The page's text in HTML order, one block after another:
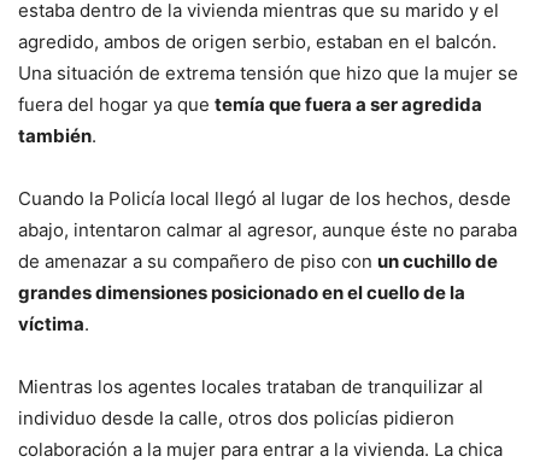
estaba dentro de la vivienda mientras que su marido y el
agredido, ambos de origen serbio, estaban en el balcón.
Una situación de extrema tensión que hizo que la mujer se
fuera del hogar ya que temía que fuera a ser agredida
también.
Cuando la Policía local llegó al lugar de los hechos, desde
abajo, intentaron calmar al agresor, aunque éste no paraba
de amenazar a su compañero de piso con un cuchillo de
grandes dimensiones posicionado en el cuello de la
víctima.
Mientras los agentes locales trataban de tranquilizar al
individuo desde la calle, otros dos policías pidieron
colaboración a la mujer para entrar a la vivienda. La chica